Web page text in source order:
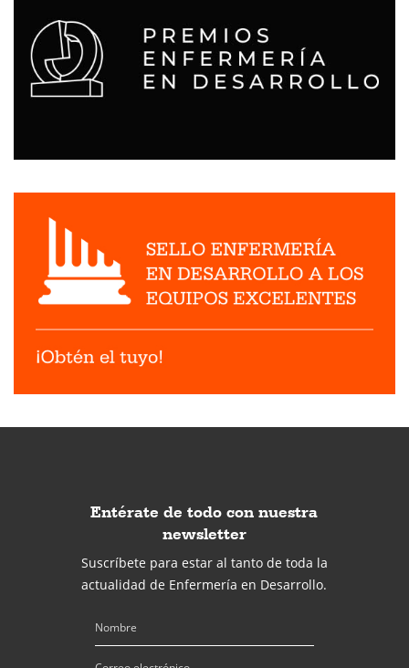
Entérate de todo con nuestra
newsletter
Suscríbete para estar al tanto de toda la
actualidad de Enfermería en Desarrollo.